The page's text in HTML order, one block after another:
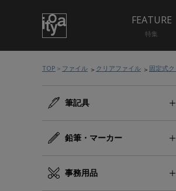
FEATURE
特集
TOP ファイル クリアファイル 固定式
筆記具
鉛筆・マーカー
事務用品